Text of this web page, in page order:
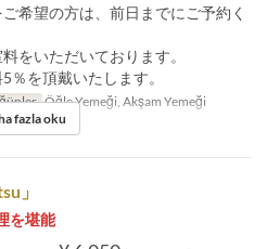
希望の方は、前日までにご予約く
をいただいております。
％を頂戴いたします。
Öğle Yemeği, Akşam Yemeği
店内
fazla oku
」
を堪能